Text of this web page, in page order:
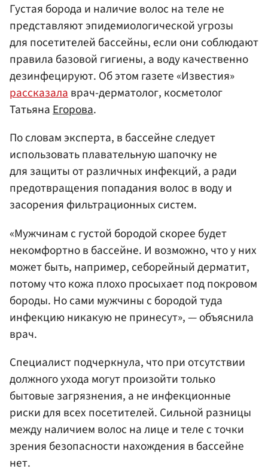
Густая борода и наличие волос на теле не
представляют эпидемиологической угрозы
для посетителей бассейны, если они соблюдают
правила базовой гигиены, а воду качественно
дезинфецируют. Об этом газете «Известия»
рассказалаврач-дерматолог, косметолог
ТатьянаЕгорова.
По словам эксперта, в бассейне следует
использовать плавательную шапочку не
для защиты от различных инфекций, а ради
предотвращения попадания волос в воду и
засорения фильтрационных систем.
«Мужчинам с густой бородой скорее будет
некомфортно в бассейне. И возможно, что у них
может быть, например, себорейный дерматит,
потому что кожа плохо просыхает под покровом
бороды. Но сами мужчины с бородой туда
инфекцию никакую не принесут», — объяснила
врач.
Специалист подчеркнула, что при отсутствии
должного ухода могут произойти только
бытовые загрязнения, а не инфекционные
риски для всех посетителей. Сильной разницы
между наличием волос на лице и теле с точки
зрения безопасности нахождения в бассейне
нет.